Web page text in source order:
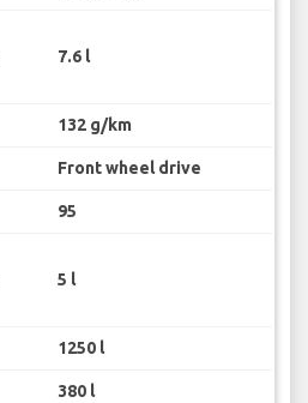
7.6 l
132 g/km
Front wheel drive
95
5 l
1250 l
380 l